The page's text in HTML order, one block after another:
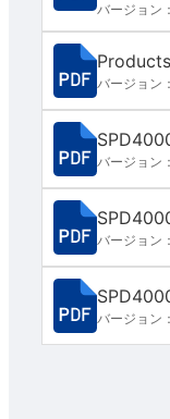
バージョン
バージョン
バージョン
バージョン
バージョン